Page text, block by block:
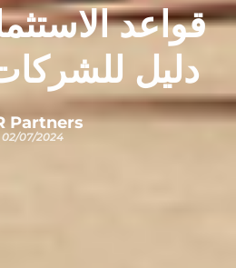
قواعد
دليل
Partners
02/07/2024